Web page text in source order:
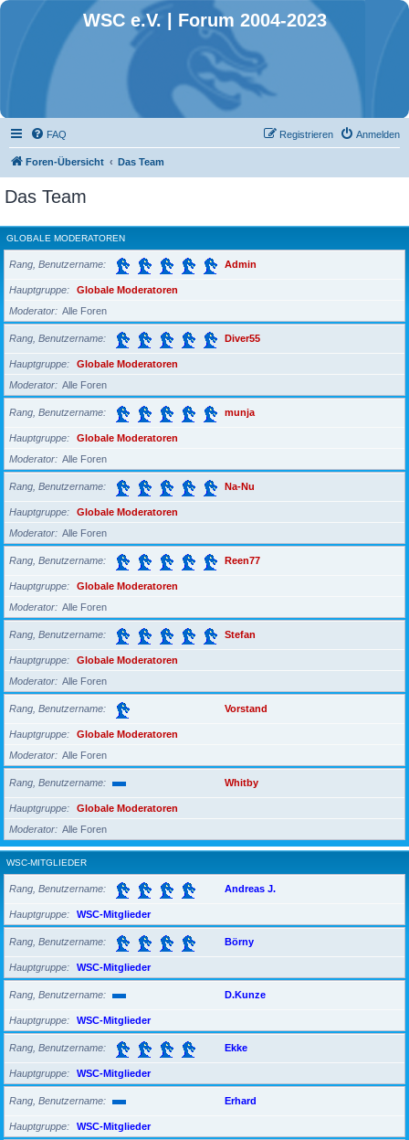
WSC e.V. | Forum 2004-2023
FAQ Anmelden
Registrieren
Foren-Übersicht Das Team
Das Team
GLOBALE MODERATOREN
Rang, Benutzername Admin
Hauptgruppe
Globale Moderatoren
Moderator
Alle Foren
Rang, Benutzername Diver55
Hauptgruppe
Globale Moderatoren
Moderator
Alle Foren
Rang, Benutzername munja
Hauptgruppe
Globale Moderatoren
Moderator
Alle Foren
Rang, Benutzername Na-Nu
Hauptgruppe
Globale Moderatoren
Moderator
Alle Foren
Rang, Benutzername Reen77
Hauptgruppe
Globale Moderatoren
Moderator
Alle Foren
Rang, Benutzername Stefan
Hauptgruppe
Globale Moderatoren
Moderator
Alle Foren
Rang, Benutzername Vorstand
Hauptgruppe
Globale Moderatoren
Moderator
Alle Foren
Rang, Benutzername Whitby
Hauptgruppe
Globale Moderatoren
Moderator
Alle Foren
WSC-MITGLIEDER
Rang, Benutzername Andreas J.
Hauptgruppe WSC-Mitglieder
Rang, Benutzername Börny
Hauptgruppe WSC-Mitglieder
Rang, Benutzername D.Kunze
Hauptgruppe WSC-Mitglieder
Rang, Benutzername Ekke
Hauptgruppe WSC-Mitglieder
Rang, Benutzername Erhard
Hauptgruppe WSC-Mitglieder